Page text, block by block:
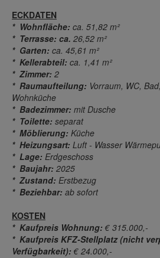
ECKDATEN
* Wohnfläche: ca. 51,82 m²
* Terrasse: ca. 26,52 m²
* Garten: ca. 45,61 m²
* Kellerabteil: ca. 1,41 m²
* Zimmer: 2
* Raumaufteilung: Vorraum, WC,
Wohnküche
* Badezimmer: mit Dusche
* Toilette: separat
* Möblierung: Küche
* Heizungsart: Luft - Wasser
* Lage: Erdgeschoss
* Baujahr: 2025
* Zustand: Erstbezug
* Beziehbar: ab sofort
KOSTEN
* Kaufpreis Wohnung:€ 315.000,-
* Kaufpreis KFZ-Stellplatz (nicht
Verfügbarkeit):€ 24.000,-